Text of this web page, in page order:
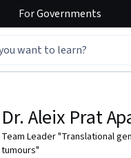
ForGovernments
Dr. Aleix Prat
Team Leader "Translational
tumours"